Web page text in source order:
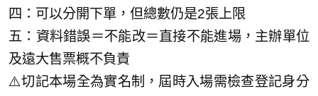
四：可以分開下單，但總數仍是2張上限
五：資料錯誤＝不能改＝直接不能進場，主辦單位
及遠大售票概不負責
⚠️切記本場全為實名制，屆時入場需檢查登記身分